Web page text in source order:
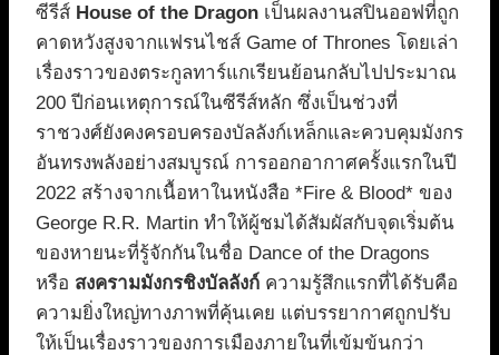
ซีรีส์ House of the Dragon เป็นผลงานสปินออฟที่ถูก
คาดหวังสูงจากแฟรนไชส์ Game of Thrones โดยเล่า
เรื่องราวของตระกูลทาร์แกเรียนย้อนกลับไปประมาณ
200 ปีก่อนเหตุการณ์ในซีรีส์หลัก ซึ่งเป็นช่วงที่
ราชวงศ์ยังคงครอบครองบัลลังก์เหล็กและควบคุมมังกร
อันทรงพลังอย่างสมบูรณ์ การออกอากาศครั้งแรกในปี
2022 สร้างจากเนื้อหาในหนังสือ *Fire & Blood* ของ
George R.R. Martin ทำให้ผู้ชมได้สัมผัสกับจุดเริ่มต้น
ของหายนะที่รู้จักกันในชื่อ Dance of the Dragons
หรือ สงครามมังกรชิงบัลลังก์ ความรู้สึกแรกที่ได้รับคือ
ความยิ่งใหญ่ทางภาพที่คุ้นเคย แต่บรรยากาศถูกปรับ
ให้เป็นเรื่องราวของการเมืองภายในที่เข้มข้นกว่า